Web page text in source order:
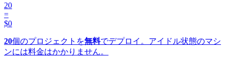
20
=
$0
20個のプロジェクトを無料でデプロイ。アイドル状態のマシ
ンには料金はかかりません。